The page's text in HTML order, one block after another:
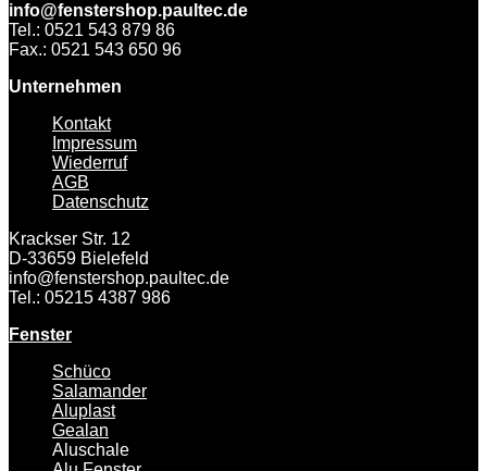
info@fenstershop.paultec.de
Tel.: 0521 543 879 86
Fax.: 0521 543 650 96
Unternehmen
Kontakt
Impressum
Wiederruf
AGB
Datenschutz
Krackser Str. 12
D-33659 Bielefeld
info@fenstershop.paultec.de
Tel.: 05215 4387 986
Fenster
Schüco
Salamander
Aluplast
Gealan
Aluschale